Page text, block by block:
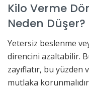
Kilo Verme
Neden Düşer?
Yetersiz beslenme
direncini azaltabilir.
zayıflatır, bu
mutlaka